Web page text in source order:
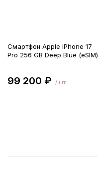
Смартфон Apple iPhone 17
Pro 256 GB Deep Blue (eSIM)
99 200 ₽ / шт